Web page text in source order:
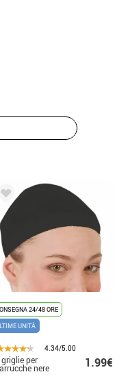
24/48 ORE
UNITÀ
4.34/5.00
per
nere 1.99€